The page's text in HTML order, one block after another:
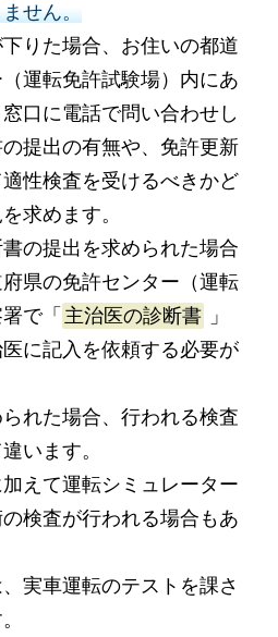
せん。
りた場合、お住いの都道
運転免許試験場）内にあ
口に電話で問い合わせし
提出の有無や、免許更新
性検査を受けるべきかど
求めます。
の提出を求められた場合
県の免許センター（運転
で「 主治医の診断書
」
に記入を依頼する必要が
れた場合、行われる検査
います。
えて運転シミュレーター
検査が行われる場合もあ
実車運転のテストを課さ